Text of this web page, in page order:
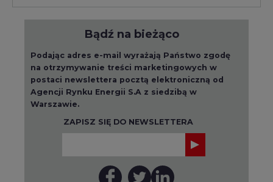
Podając adres e-mail wyrażają Państwo zgodę
na otrzymywanie treści marketingowych w
postaci newslettera pocztą elektroniczną od
Agencji Rynku Energii S.A z siedzibą w
Warszawie.
ZAPISZ SIĘ DO NEWSLETTERA
Więcej informacji dotyczących przetwarzania
informacje o przysługujących Państwu